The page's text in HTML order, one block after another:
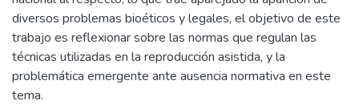
diversos problemas bioéticos y legales, el objetivo de este
trabajo es reflexionar sobre las normas que regulan las
técnicas utilizadas en la reproducción asistida, y la
problemática emergente ante ausencia normativa en este
tema.